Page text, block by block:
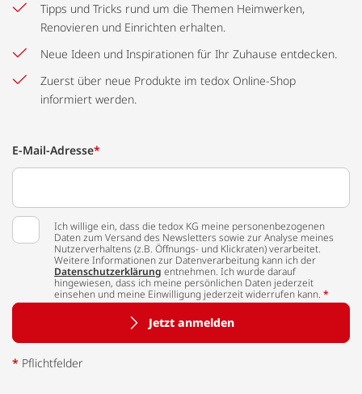
Tipps und Tricks rund um die Themen Heimwerken,
Renovieren und Einrichten erhalten.
Neue Ideen und Inspirationen für Ihr Zuhause entdecken.
Zuerst über neue Produkte im tedox Online-Shop
informiert werden.
E-Mail-Adresse*
Ich willige ein, dass die tedox KG meine personenbezogenen
Daten zum Versand des Newsletters sowie zur Analyse meines
Nutzerverhaltens (z.B. Öffnungs- und Klickraten) verarbeitet.
Weitere Informationen zur Datenverarbeitung kann ich der
Datenschutzerklärung entnehmen. Ich wurde darauf
hingewiesen, dass ich meine persönlichen Daten jederzeit
einsehen und meine Einwilligung jederzeit widerrufen kann. *
Jetzt anmelden
* Pflichtfelder